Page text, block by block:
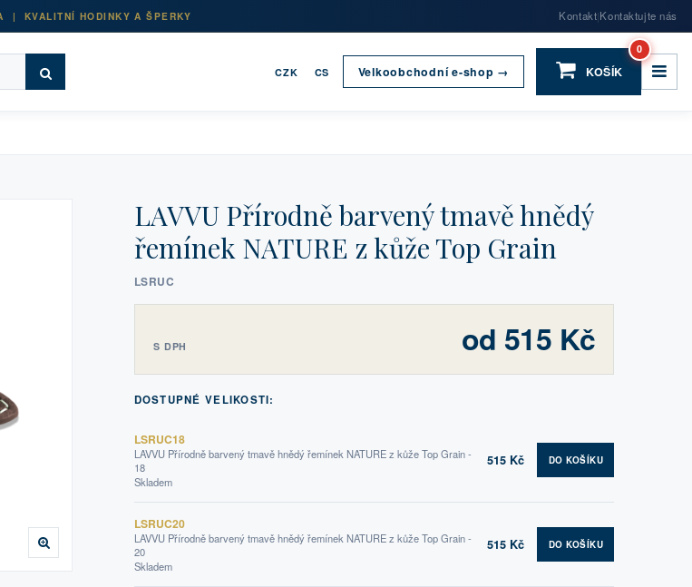
| KVALITNÍ HODINKY A ŠPERKY Kontakt|Kontaktujte nás
CZK CS Velkoobchodní e-shop → KOŠÍK
0
LAVVU Přírodně barvený tmavě hnědý
řemínek NATURE z kůže Top Grain
LSRUC
S DPH od 515 Kč
DOSTUPNÉ VELIKOSTI:
LSRUC18
LAVVU Přírodně barvený tmavě hnědý řemínek NATURE z kůže Top Grain -
18
Skladem
515 Kč DO KOŠÍKU
LSRUC20
LAVVU Přírodně barvený tmavě hnědý řemínek NATURE z kůže Top Grain -
20
Skladem
515 Kč DO KOŠÍKU